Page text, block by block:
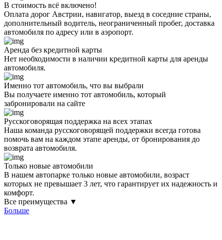
В стоимость всё включено!
Оплата дорог Австрии, навигатор, выезд в соседние страны,
дополнительный водитель, неограниченный пробег, доставка
автомобиля по адресу или в аэропорт.
Аренда без кредитной карты
Нет необходимости в наличии кредитной карты для аренды
автомобиля.
Именно тот автомобиль, что вы выбрали
Вы получаете именно тот автомобиль, который
забронировали на сайте
Русскоговорящая поддержка на всех этапах
Наша команда русскоговорящей поддержки всегда готова
помочь вам на каждом этапе аренды, от бронирования до
возврата автомобиля.
Только новые автомобили
В нашем автопарке только новые автомобили, возраст
которых не превышает 3 лет, что гарантирует их надежность и
комфорт.
Все преимущества ▼
Больше